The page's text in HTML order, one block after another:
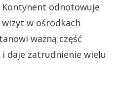
Kontynent odnotowuje
w ośrodkach
ważną część
i daje zatrudnienie wielu